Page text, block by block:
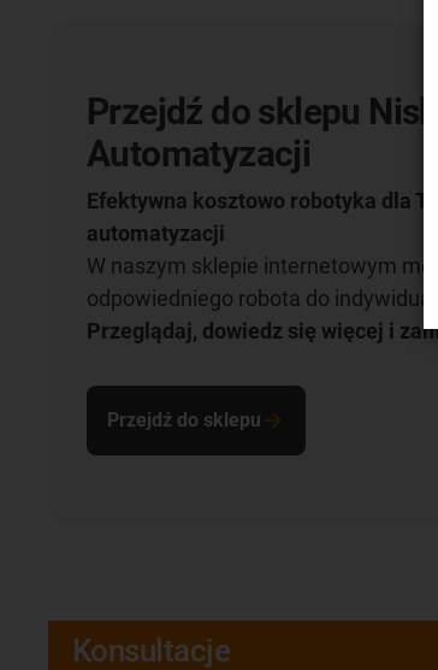
Przejdź do sklepu
Automatyzacji
Efektywna kosztowo robotyka dla
automatyzacji
W naszym sklepie internetowym
odpowiedniego robota do
Przeglądaj, dowiedz się więcej i
Przejdź do sklepu
Konsultacje